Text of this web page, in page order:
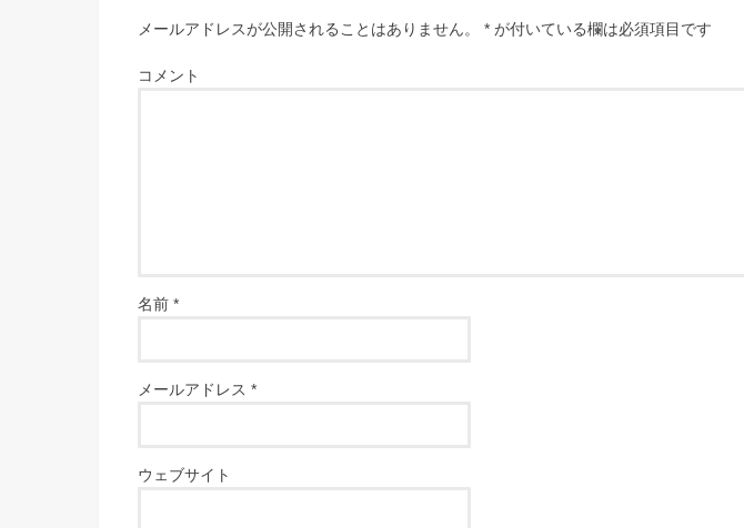
メールアドレスが公開されることはありません。 * が付いている欄は必須項目です
コメント
名前 *
メールアドレス *
ウェブサイト